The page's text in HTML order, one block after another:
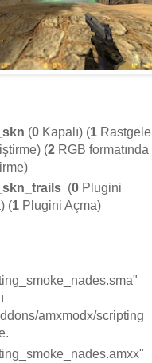
(0 Kapalı) (1 Rastgele
(2 RGB formatında
(0 Plugini
(1 Plugini Açma)
amxmodx/scripting